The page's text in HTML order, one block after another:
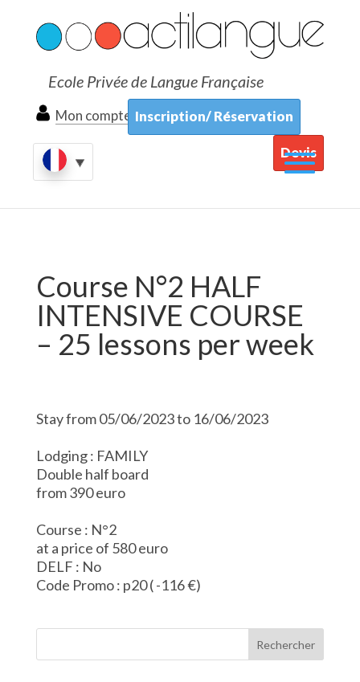
Ecole Privée de Langue Française
Mon compte Inscription/ Réservation
Devis
Course N°2 HALF
INTENSIVE COURSE
– 25 lessons per week
Stay from 05/06/2023 to 16/06/2023
Lodging : FAMILY
Double half board
from 390 euro
Course : N°2
at a price of 580 euro
DELF : No
Code Promo : p20 ( -116 €)